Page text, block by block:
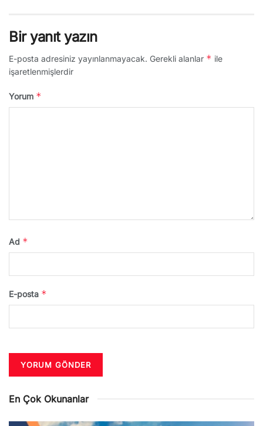
Bir yanıt yazın
E-posta adresiniz yayınlanmayacak. Gerekli alanlar * ile
işaretlenmişlerdir
Yorum *
Ad *
E-posta *
En Çok Okunanlar